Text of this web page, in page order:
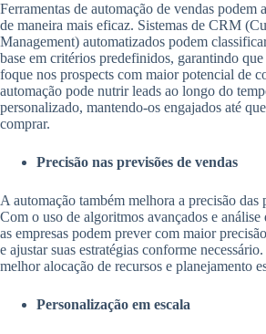
Ferramentas de automação de vendas podem
de maneira mais eficaz. Sistemas de CRM
Management) automatizados podem
base em critérios predefinidos, garantindo
foque nos prospects com maior potencial de
automação pode nutrir leads ao longo do
personalizado, mantendo-os engajados até
comprar.
Precisão nas previsões de vendas
A automação também melhora a precisão das
Com o uso de algoritmos avançados e análise
as empresas podem prever com maior
e ajustar suas estratégias conforme
melhor alocação de recursos e planejamento
Personalização em escala